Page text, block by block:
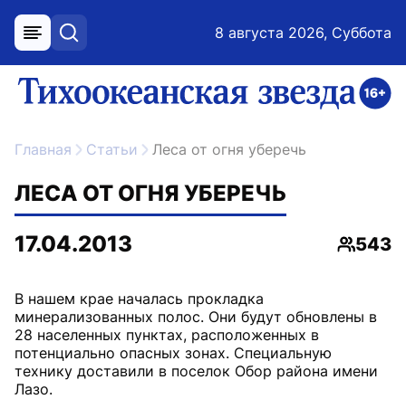
меню поиск 8 августа 2026, Суббота
ссылка на главную
Главная Статьи Леса от огня уберечь
ЛЕСА ОТ ОГНЯ УБЕРЕЧЬ
17.04.2013
543
В нашем крае началась прокладка
минерализованных полос. Они будут обновлены в
28 населенных пунктах, расположенных в
потенциально опасных зонах. Специальную
технику доставили в поселок Обор района имени
Лазо.